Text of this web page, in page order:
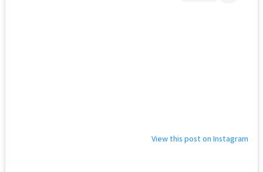
View this post on Instagram